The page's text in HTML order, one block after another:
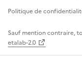
Politique de
Sauf mention contraire,
etalab-2.0